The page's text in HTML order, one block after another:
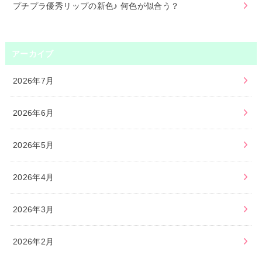
プチプラ優秀リップの新色♪ 何色が似合う？
アーカイブ
2026年7月
2026年6月
2026年5月
2026年4月
2026年3月
2026年2月